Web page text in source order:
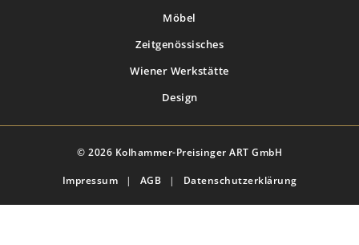
Möbel
Zeitgenössisches
Wiener Werkstätte
Design
© 2026 Kolhammer-Preisinger ART GmbH
Impressum | AGB | Datenschutzerklärung